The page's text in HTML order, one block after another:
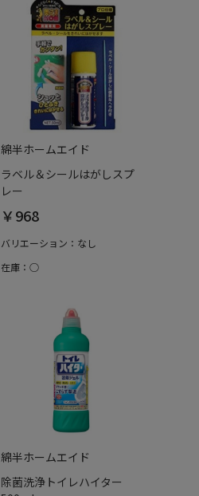
綿半ホームエイド
ラベル＆シールはがしスプ
レー
￥968
バリエーション：なし
在庫：○
綿半ホームエイド
除菌洗浄トイレハイター